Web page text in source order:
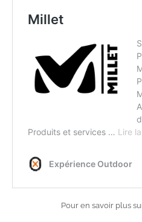
Pour en savoir plus